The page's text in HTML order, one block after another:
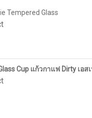
Tempered Glass
Cup แก้วกาแฟ Dirty เอ